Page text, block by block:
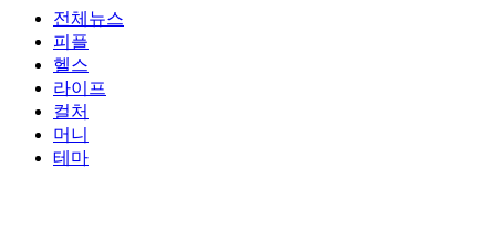
전체뉴스
피플
헬스
라이프
컬처
머니
테마